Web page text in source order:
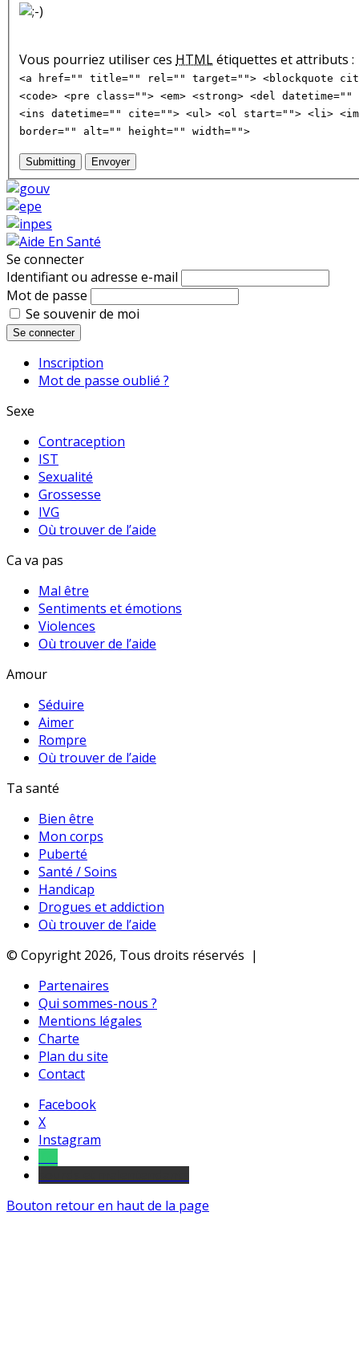
Vous pourriez utiliser ces HTMLétiquettes et attributs :
<a href="" title="" rel="" target=""> <blockquote
<code> <pre class=""> <em> <strong> <del
<ins datetime="" cite=""> <ul> <ol start=""> <li>
border="" alt="" height="" width="">
Submitting Envoyer
Se connecter
Identifiant ou adresse e-mail
Mot de passe
Se souvenir de moi
Se connecter
Inscription
Mot de passe oublié ?
Sexe
Contraception
IST
Sexualité
Grossesse
IVG
Où trouver de l’aide
Ca va pas
Mal être
Sentiments et émotions
Violences
Où trouver de l’aide
Amour
Séduire
Aimer
Rompre
Où trouver de l’aide
Ta santé
Bien être
Mon corps
Puberté
Santé / Soins
Handicap
Drogues et addiction
Où trouver de l’aide
© Copyright 2026, Tous droits réservés |
Partenaires
Qui sommes-nous ?
Mentions légales
Charte
Plan du site
Contact
Facebook
X
Instagram
Bouton retour en haut de la page